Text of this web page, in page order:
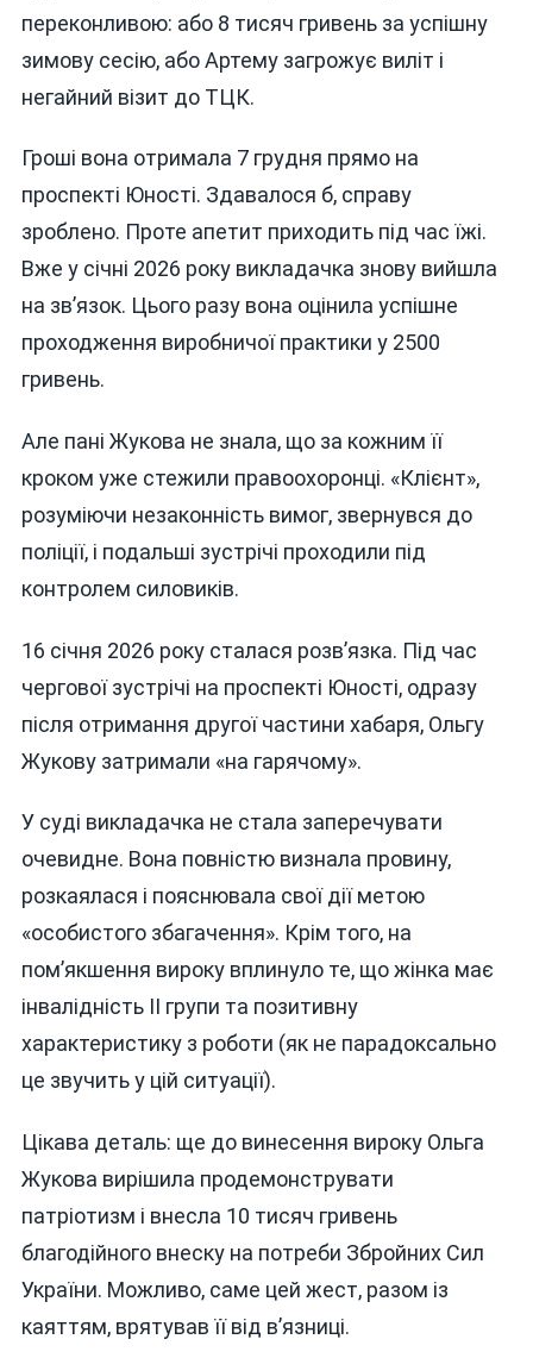
переконливою: або 8 тисяч гривень за успішну
зимову сесію, або Артему загрожує виліт і
негайний візит до ТЦК.
Гроші вона отримала 7 грудня прямо на
проспекті Юності. Здавалося б, справу
зроблено. Проте апетит приходить під час їжі.
Вже у січні 2026 року викладачка знову вийшла
на зв’язок. Цього разу вона оцінила успішне
проходження виробничої практики у 2500
гривень.
Але пані Жукова не знала, що за кожним її
кроком уже стежили правоохоронці. «Клієнт»,
розуміючи незаконність вимог, звернувся до
поліції, і подальші зустрічі проходили під
контролем силовиків.
16 січня 2026 року сталася розв’язка. Під час
чергової зустрічі на проспекті Юності, одразу
після отримання другої частини хабаря, Ольгу
Жукову затримали «на гарячому».
У суді викладачка не стала заперечувати
очевидне. Вона повністю визнала провину,
розкаялася і пояснювала свої дії метою
«особистого збагачення». Крім того, на
пом’якшення вироку вплинуло те, що жінка має
інвалідність II групи та позитивну
характеристику з роботи (як не парадоксально
це звучить у цій ситуації).
Цікава деталь: ще до винесення вироку Ольга
Жукова вирішила продемонструвати
патріотизм і внесла 10 тисяч гривень
благодійного внеску на потреби Збройних Сил
України. Можливо, саме цей жест, разом із
каяттям, врятував її від в’язниці.